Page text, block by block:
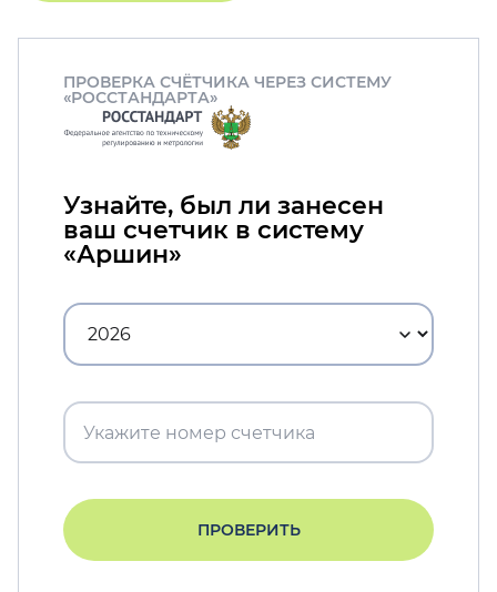
ПРОВЕРКА СЧЁТЧИКА ЧЕРЕЗ СИСТЕМУ
«РОССТАНДАРТА»
Узнайте, был ли занесен
ваш счетчик в систему
«Аршин»
ПРОВЕРИТЬ